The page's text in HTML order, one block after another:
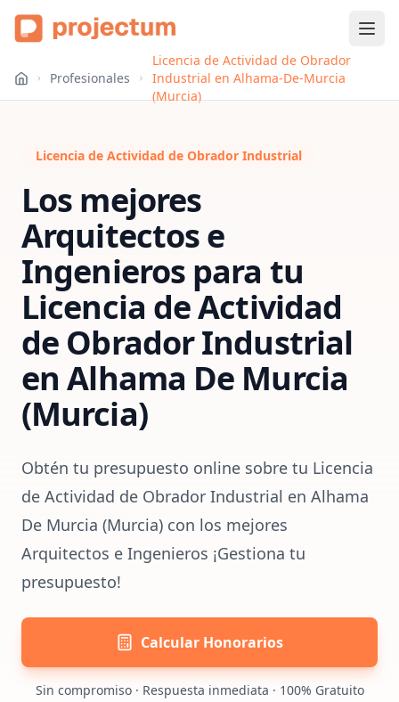
Profesionales
Licencia de Actividad de Obrador
Industrial en Alhama-De-Murcia
(Murcia)
Licencia de Actividad de Obrador Industrial
Los mejores
Arquitectos e
Ingenieros para tu
Licencia de Actividad
de Obrador Industrial
enAlhama De Murcia
(Murcia)
Obtén tu presupuesto online sobre tu Licencia
de Actividad de Obrador Industrial en Alhama
De Murcia (Murcia) con los mejores
Arquitectos e Ingenieros ¡Gestiona tu
presupuesto!
Calcular Honorarios
Sin compromiso · Respuesta inmediata · 100% Gratuito